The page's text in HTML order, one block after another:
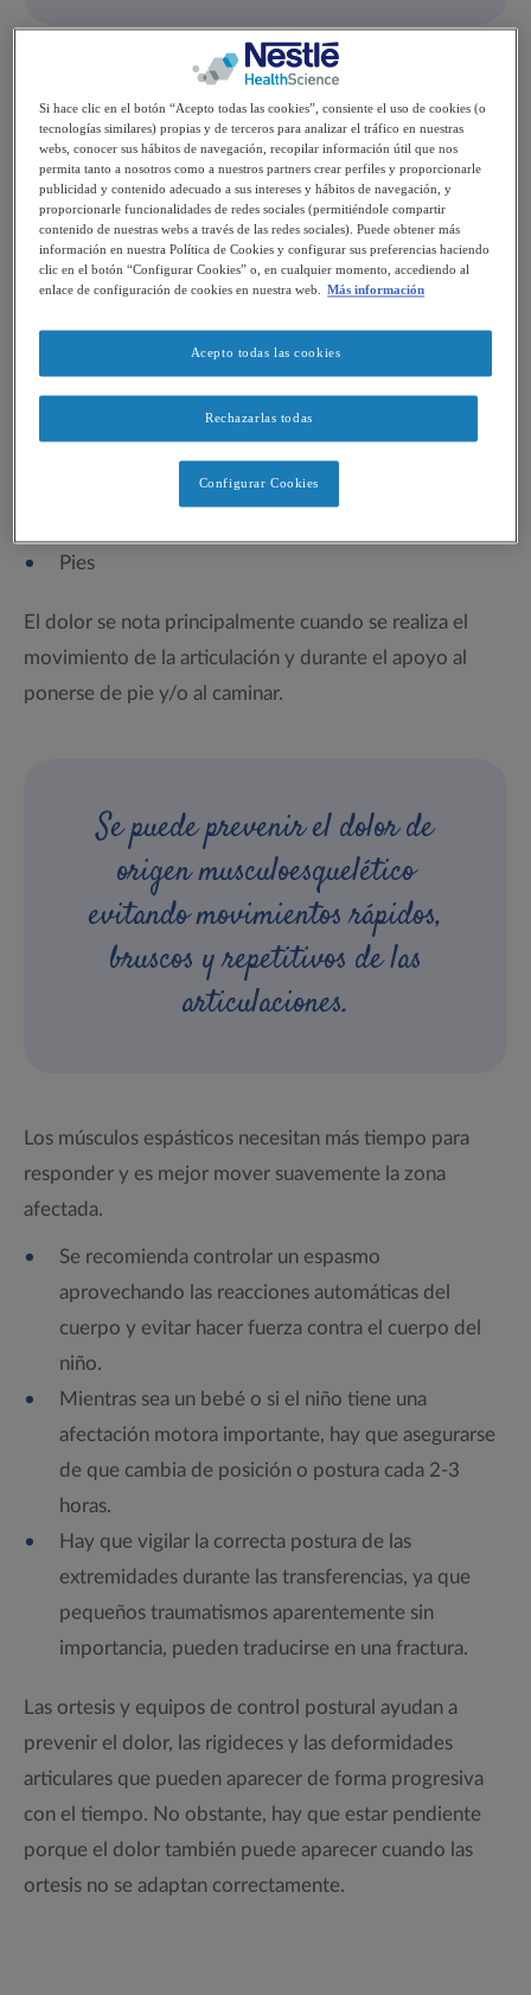
Causas y origen del dolor
Existen múltiples causas para dolor, la más frecuente es
la de origen musculoesquelético debido a contracturas
y/o rigideces persistentes de los músculos por el
aumento anormal del tono muscular. Es lo que se llama
espasticidad. La espasticidad no tratada y mantenida a
lo largo del tiempo puede llegar a producir
deformidades en los huesos, articulaciones y derivar en
dolor.
Las localizaciones más comunes de dolor son:
Pies
El dolor se nota principalmente cuando se realiza el
movimiento de la articulación y durante el apoyo al
ponerse de pie y/o al caminar.
Se puede prevenir el dolor de
origen musculoesquelético
evitando movimientos rápidos,
bruscos y repetitivos de las
articulaciones.
Los músculos espásticos necesitan más tiempo para
responder y es mejor mover suavemente la zona
afectada.
Se recomienda controlar un espasmo
aprovechando las reacciones automáticas del
cuerpo y evitar hacer fuerza contra el cuerpo del
niño.
Mientras sea un bebé o si el niño tiene una
afectación motora importante, hay que asegurarse
de que cambia de posición o postura cada 2-3
horas.
Hay que vigilar la correcta postura de las
extremidades durante las transferencias, ya que
pequeños traumatismos aparentemente sin
importancia, pueden traducirse en una fractura.
Las ortesis y equipos de control postural ayudan a
prevenir el dolor, las rigideces y las deformidades
articulares que pueden aparecer de forma progresiva
con el tiempo. No obstante, hay que estar pendiente
porque el dolor también puede aparecer cuando las
ortesis no se adaptan correctamente.
Si hace clic en el botón “Acepto todas las cookies”, consiente el uso de cookies (o
tecnologías similares) propias y de terceros para analizar el tráfico en nuestras
webs, conocer sus hábitos de navegación, recopilar información útil que nos
permita tanto a nosotros como a nuestros partners crear perfiles y proporcionarle
publicidad y contenido adecuado a sus intereses y hábitos de navegación, y
proporcionarle funcionalidades de redes sociales (permitiéndole compartir
contenido de nuestras webs a través de las redes sociales). Puede obtener más
información en nuestra Política de Cookies y configurar sus preferencias haciendo
clic en el botón “Configurar Cookies” o, en cualquier momento, accediendo al
enlace de configuración de cookies en nuestra web. Más información
Rechazarlas todas
Acepto todas las cookies
Configurar Cookies